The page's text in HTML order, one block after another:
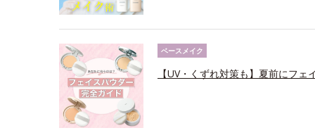
ベースメイク
【UV・くずれ対策も】夏前にフェ